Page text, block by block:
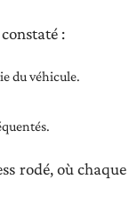
:
du véhicule.
rodé, où